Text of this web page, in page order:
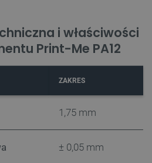
i właściwości
Print-Me PA12
ZAKRES
1,75 mm
± 0,05 mm
.botland.com.pl